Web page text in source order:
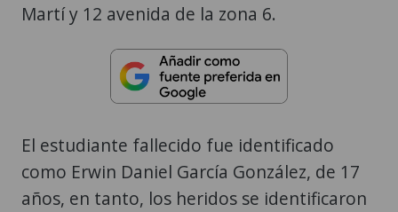
Martí y 12 avenida de la zona 6.
El estudiante fallecido fue identificado
como Erwin Daniel García González, de 17
años, en tanto, los heridos se identificaron